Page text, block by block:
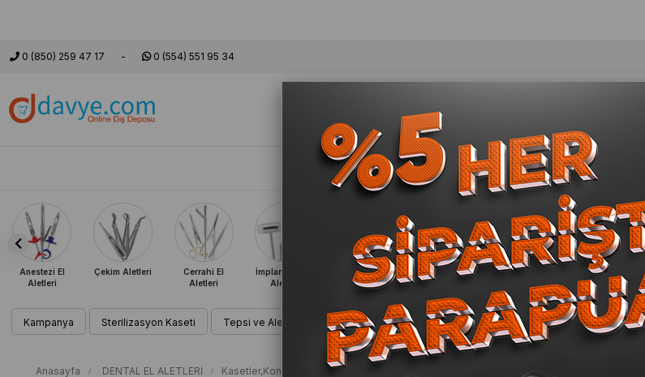
0 (850) 259 47 17 0 (554) 551 95 34
MarkalarSetlerDental El AletleriSütürlerDental Frezler
Anestezi El
Aletleri
Çekim Aletleri
Cerrahi El
Aletleri
İmplantoloji El
Aletleri
Periodontoloji
El Aletleri
Mikro Cerrahi
Aletleri
Endodonti El
Teşhis El
Aletleri
Kampanya Sterilizasyon Kaseti Tepsi ve Alet Tutucu Cerrahi Tas Endodonti Kutu/Endobox Pamuk Kutusu
Anasayfa DENTAL EL ALETLERİ Kasetler,Konteynırlar,Küvetler